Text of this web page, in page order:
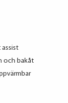
och bakåt